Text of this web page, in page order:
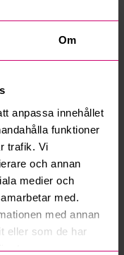
Om
anpassa innehållet
funktioner
trafik. Vi
och annan
medier och
med.
med annan
eller som de har
svar